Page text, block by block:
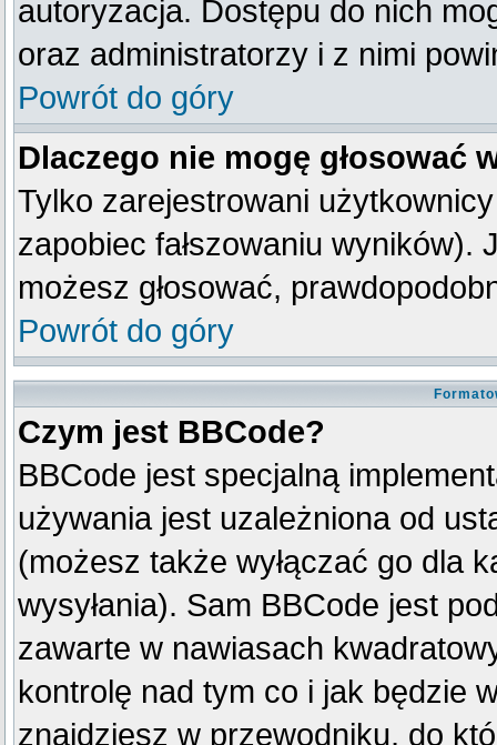
autoryzacja. Dostępu do nich
oraz administratorzy i z nimi
Powrót do góry
Dlaczego nie mogę głosować
Tylko zarejestrowani
zapobiec fałszowaniu wyników).
możesz głosować,
Powrót do góry
Czym jest BBCode?
BBCode jest specjalną
używania jest uzależniona od
(możesz także wyłączać go dla
wysyłania). Sam BBCode jest
zawarte w nawiasach
kontrolę nad tym co i jak będzie
znajdziesz w przewodniku, do